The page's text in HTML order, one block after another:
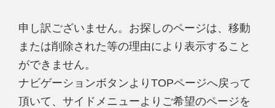
申し訳ございません。お探しのページは、移動
または削除された等の理由により表示すること
ができません。
ナビゲーションボタンよりTOPページへ戻って
頂いて、サイドメニューよりご希望のページを